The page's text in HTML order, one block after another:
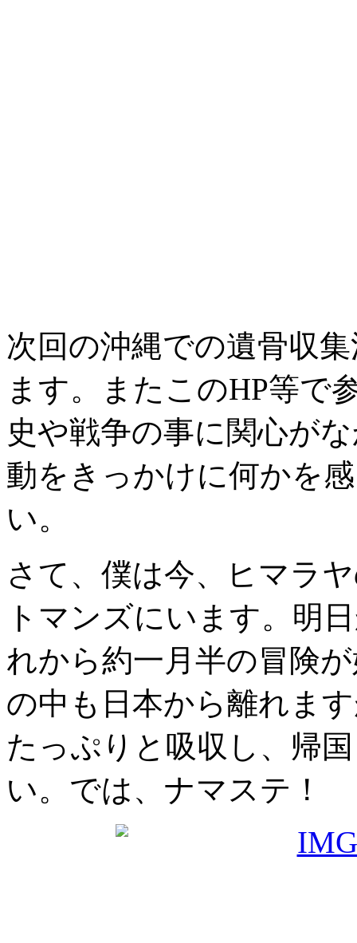
次回の沖縄での遺骨収
ます。またこのHP等で
史や戦争の事に関心が
動をきっかけに何かを
い。
さて、僕は今、ヒマラ
トマンズにいます。明
れから約一月半の冒険
の中も日本から離れま
たっぷりと吸収し、帰
い。では、ナマステ！